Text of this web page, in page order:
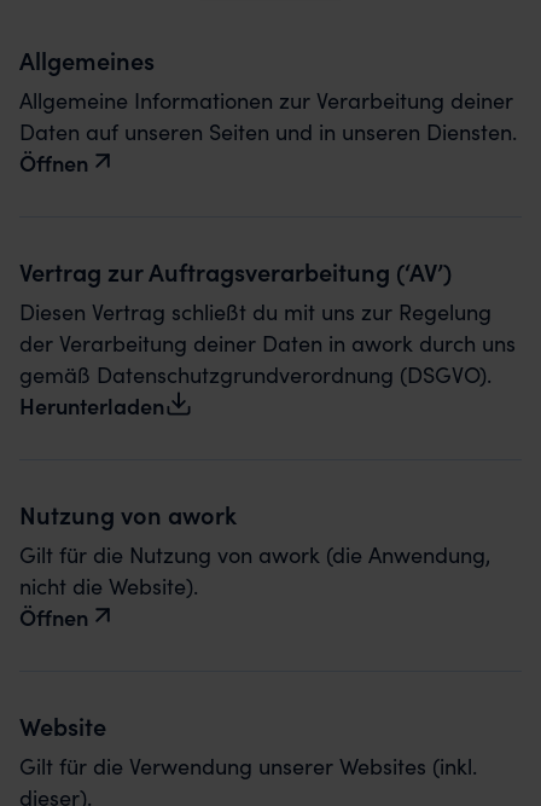
Allgemeines
Allgemeine Informationen zur Verarbeitung deiner
Daten auf unseren Seiten und in unseren Diensten.
Öffnen
Vertrag zur Auftrags­verarbeitung (‘AV’)
Diesen Vertrag schließt du mit uns zur Regelung
der Verarbeitung deiner Daten in awork durch uns
gemäß Datenschutz­grundverordnung (DSGVO).
Herunterladen
Nutzung von awork
Gilt für die Nutzung von awork (die Anwendung,
nicht die Website).
Öffnen
Website
Gilt für die Verwendung unserer Websites (inkl.
dieser).